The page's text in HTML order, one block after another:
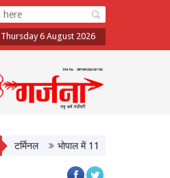
Thursday 6 August 2026
भोपाल में 11 अगस्त को होगी